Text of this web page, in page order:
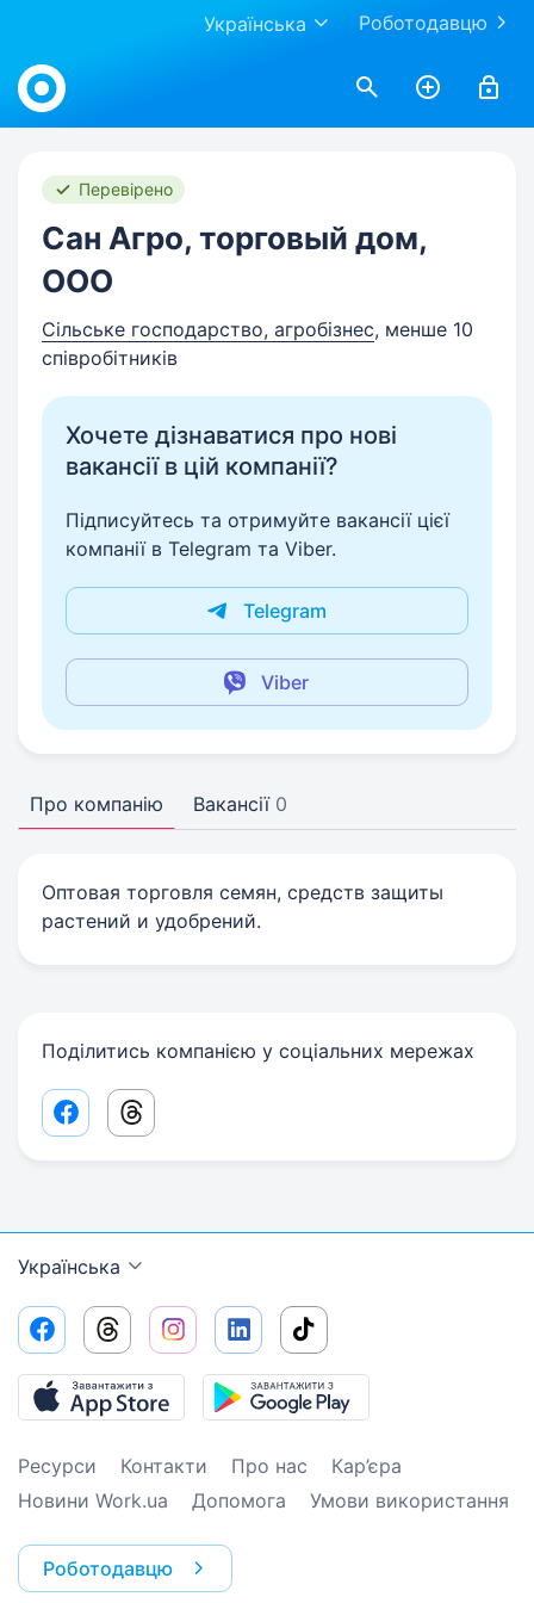
Роботодавцю
Українська
Work.ua
Перевірено
Сан Агро, торговый дом,
ООО
Сільське господарство, агробізнес, менше 10
співробітників
Хочете дізнаватися про нові
вакансії в цій компанії?
Підписуйтесь та отримуйте вакансії цієї
компанії в Telegram та Viber.
Telegram
Viber
Про компанію Вакансії 0
Оптовая торговля семян, средств защиты
растений и удобрений.
Поділитись компанією у соціальних мережах
Facebook share link
Threads share link
Українська
Ресурси Контакти Про нас
Кар’єра
Новини Work.ua
Допомога Умови використання
Роботодавцю